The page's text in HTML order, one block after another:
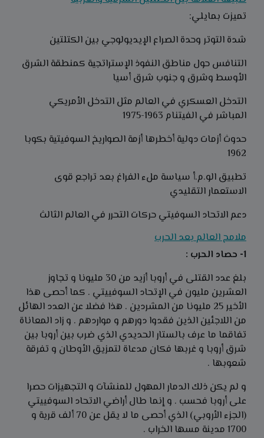
تميزت بمايلي:
شدة التوتر وحدة الصراع الإيديولوجي بين الكتلتين
التنافس حول مناطق النفوذ الإستراتجية كمنطقة الشرق
الأوسط وشرق و جنوب شرق أسيا
التدخل العسكري في العالم مثل التدخل الأمريكي
المباشر في الفيتنام 1963-1975
حدوث أزمات دولية أخطرها أزمة الصواريخ السوفيتية بكوبا
1962
تطبيق الو.م.أ سياسة ملء الفراغ بعد تراجع قوى
الاستعمار التقليدي
دعم الاتحاد السوفيتي حركات التحرر في العالم الثالث
ملامح العالم بعد الحرب
1- حصاد الحرب :
بلغ عدد القتلى في أروبا أزيد من 30 مليونا و تجاوز
العشرين مليون في الإتحاد السوفييتي . كما أحصى هذا
الأخير 25 مليونا من المشردين . هذا فضلا عن العدد الهائل
من اللاجئين الذين فقدوا دورهم و مواردهم . و زاد المعاناة
تفاقما ما عرف بالستار الحديدي الذي ضرب بين أروبا بين
شرق أروبا و غربها فكان مدعاة لتمزيق الأوطان و تفرقة
شعوبها .
و لم يكن ذلك الدمار المهول للمنشآت و التجهيزات حصرا
على أروبا فحسب . و إنما طال أراضي الاتحاد السوفييتي
(الجزء الأروبي) الذي أحصى ما لا يقل عن 70 ألف قرية و
1700 مدينة مسها الخراب .